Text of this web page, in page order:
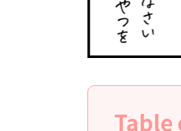
Table